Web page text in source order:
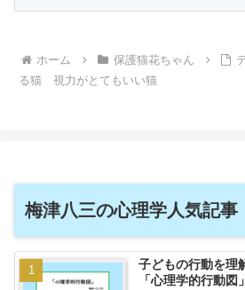
ホーム 保護猫花ちゃん
る猫 視力がとてもいい猫
梅津八三の心理学人気記事
子どもの行動を理
「心理学的行動図」